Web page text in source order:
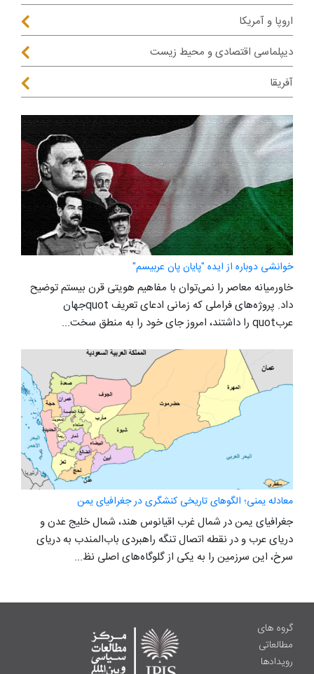
اروپا و آمریکا
دیپلماسی اقتصادی و محیط زیست
آفریقا
خوانشی دوباره از ایده "پایان پان عربیسم"
خاورمیانه معاصر را نمی‌توان با مفاهیم هویتی قرن بیستم توضیح
داد. پروژه‌های فراملی که زمانی ادعای تعریف quotجهان
عربquot را داشتند، امروز جای خود را به منطق سخت‌...
معادله یمنی؛ الگوهای تاریخی کنشگری در جغرافیای یمن
جغرافیای یمن در شمال غرب اقیانوس هند، شمال خلیج عدن و
دریای عرب و در نقطه اتصال تنگه راهبردی باب‌المندب به دریای
سرخ، این سرزمین را به یکی از گلوگاه‌های اصلی نظ...
گروه های
مطالعاتی
رویدادها